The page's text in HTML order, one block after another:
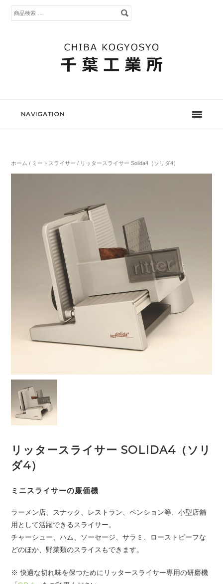
検
索
NAVIGATION
ホーム / ミートスライサー / リッタースライサー Solida4（ソリダ4）
リッタースライサー SOLIDA4（ソリ
ダ4）
ミニスライサーの廉価機
ラーメン店、スナック、レストラン、ペンション等、小型店舗
用として活躍できるスライサー。
チャーシュー、ハム、ソーセージ、サラミ、ローストビーフな
どのほか、野菜類のスライスもできます。
※ 快適な切れ味を保つためにリッタースライサー専用の研磨機